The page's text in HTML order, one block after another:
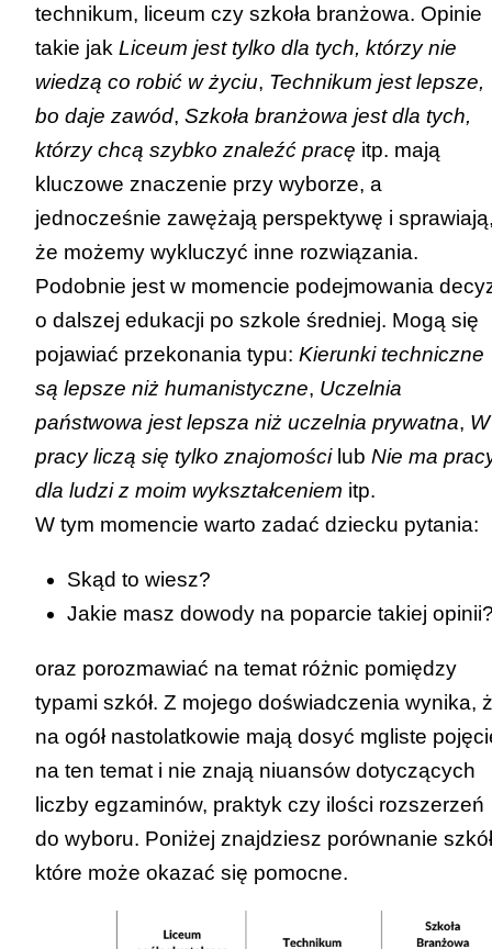
technikum, liceum czy szkoła branżowa. Opinie
takie jak Liceum jest tylko dla tych, którzy nie
wiedzą co robić w życiu, Technikum jest lepsze,
bo daje zawód, Szkoła branżowa jest dla tych,
którzy chcą szybko znaleźć pracę itp. mają
kluczowe znaczenie przy wyborze, a
jednocześnie zawężają perspektywę i
że możemy wykluczyć inne rozwiązania.
Podobnie jest w momencie podejmowania
o dalszej edukacji po szkole średniej. Mogą się
pojawiać przekonania typu: Kierunki techniczne
są lepsze niż humanistyczne, Uczelnia
państwowa jest lepsza niż uczelnia prywatna, W
pracy liczą się tylko znajomościlub Nie ma
dla ludzi z moim wykształceniem itp.
W tym momencie warto zadać dziecku pytania:
Skąd to wiesz?
Jakie masz dowody na poparcie takiej
oraz porozmawiać na temat różnic pomiędzy
typami szkół. Z mojego doświadczenia wynika,
na ogół nastolatkowie mają dosyć mgliste
na ten temat i nie znają niuansów dotyczących
liczby egzaminów, praktyk czy ilości rozszerzeń
do wyboru. Poniżej znajdziesz porównanie
które może okazać się pomocne.